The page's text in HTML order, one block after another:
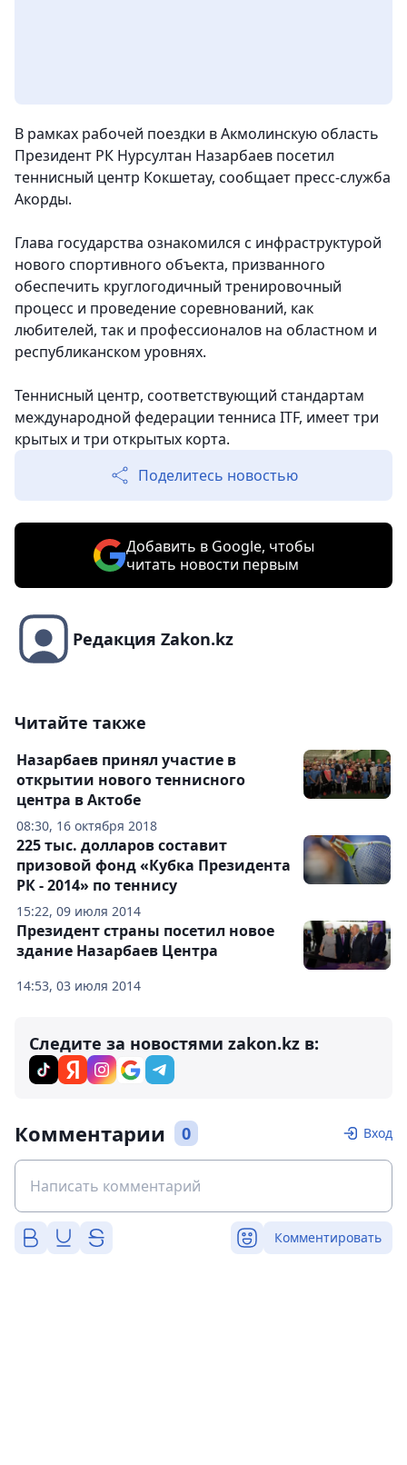
В рамках рабочей поездки в Акмолинскую область
Президент РК Нурсултан Назарбаев посетил
теннисный центр Кокшетау, сообщает пресс-служба
Акорды.
Глава государства ознакомился с инфраструктурой
нового спортивного объекта, призванного
обеспечить круглогодичный тренировочный
процесс и проведение соревнований, как
любителей, так и профессионалов на областном и
республиканском уровнях.
Теннисный центр, соответствующий стандартам
международной федерации тенниса ITF, имеет три
крытых и три открытых корта.
Поделитесь новостью
Добавить в Google, чтобы
читать новости первым
Редакция Zakon.kz
Читайте также
08:30, 16 октября 2018
Назарбаев принял участие в
открытии нового теннисного
центра в Актобе
15:22, 09 июля 2014
225 тыс. долларов составит
призовой фонд «Кубка Президента
РК - 2014» по теннису
14:53, 03 июля 2014
Президент страны посетил новое
здание Назарбаев Центра
Следите за новостями zakon.kz в:
Комментарии 0 Вход
Комментировать